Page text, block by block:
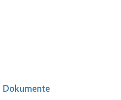
Dokumente